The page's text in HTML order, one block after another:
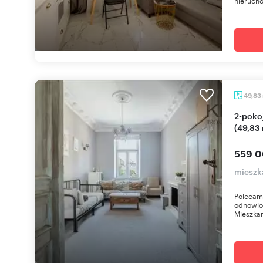
49,83
2-pokojowe mieszkanie po remoncie w kamienicy
(49,83
559